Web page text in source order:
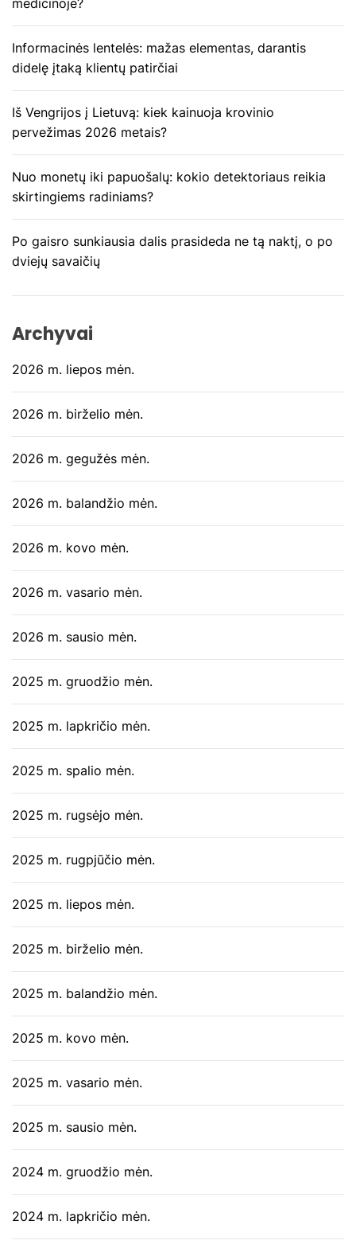
a
r
p
į
r
a
š
ų
medicinoje?
Informacinės lentelės: mažas elementas, darantis
didelę įtaką klientų patirčiai
Iš Vengrijos į Lietuvą: kiek kainuoja krovinio
pervežimas 2026 metais?
Nuo monetų iki papuošalų: kokio detektoriaus reikia
skirtingiems radiniams?
Po gaisro sunkiausia dalis prasideda ne tą naktį, o po
dviejų savaičių
Archyvai
2026 m. liepos mėn.
2026 m. birželio mėn.
2026 m. gegužės mėn.
2026 m. balandžio mėn.
2026 m. kovo mėn.
2026 m. vasario mėn.
2026 m. sausio mėn.
2025 m. gruodžio mėn.
2025 m. lapkričio mėn.
2025 m. spalio mėn.
2025 m. rugsėjo mėn.
2025 m. rugpjūčio mėn.
2025 m. liepos mėn.
2025 m. birželio mėn.
2025 m. balandžio mėn.
2025 m. kovo mėn.
2025 m. vasario mėn.
2025 m. sausio mėn.
2024 m. gruodžio mėn.
2024 m. lapkričio mėn.